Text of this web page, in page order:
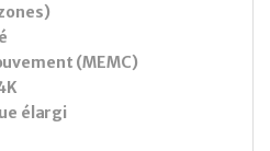
(MEMC)
élargi